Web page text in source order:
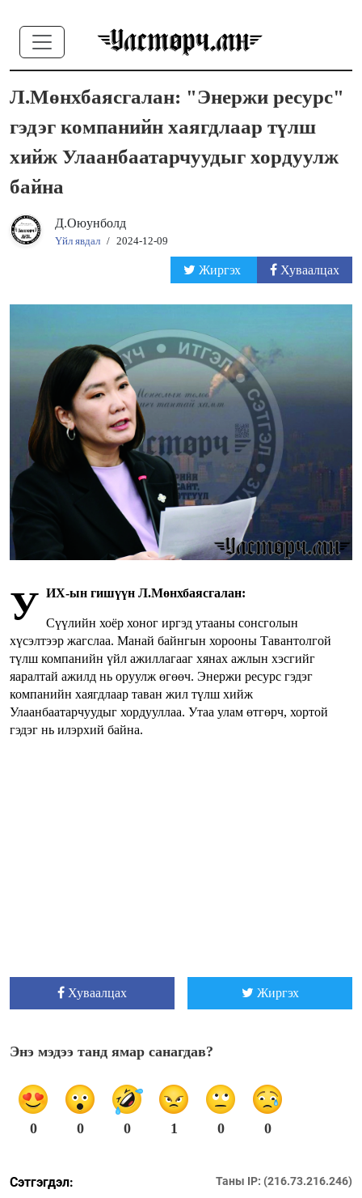
Л.Мөнхбаясгалан: "Энержи ресурс"
гэдэг компанийн хаягдлаар түлш
хийж Улаанбаатарчуудыг хордуулж
байна
Д.Оюунболд
Үйл явдал / 2024-12-09
Жиргэх Хуваалцах
У ИХ-ын гишүүн Л.Мөнхбаясгалан:
Сүүлийн хоёр хоног иргэд утааны сонсголын
хүсэлтээр жагслаа. Манай байнгын хорооны Тавантолгой
түлш компанийн үйл ажиллагааг хянах ажлын хэсгийг
яаралтай ажилд нь оруулж өгөөч. Энержи ресурс гэдэг
компанийн хаягдлаар таван жил түлш хийж
Улаанбаатарчуудыг хордууллаа. Утаа улам өтгөрч, хортой
гэдэг нь илэрхий байна.
Хуваалцах Жиргэх
Энэ мэдээ танд ямар санагдав?
0 0 0 1 0 0
Сэтгэгдэл: Таны IP: (216.73.216.246)